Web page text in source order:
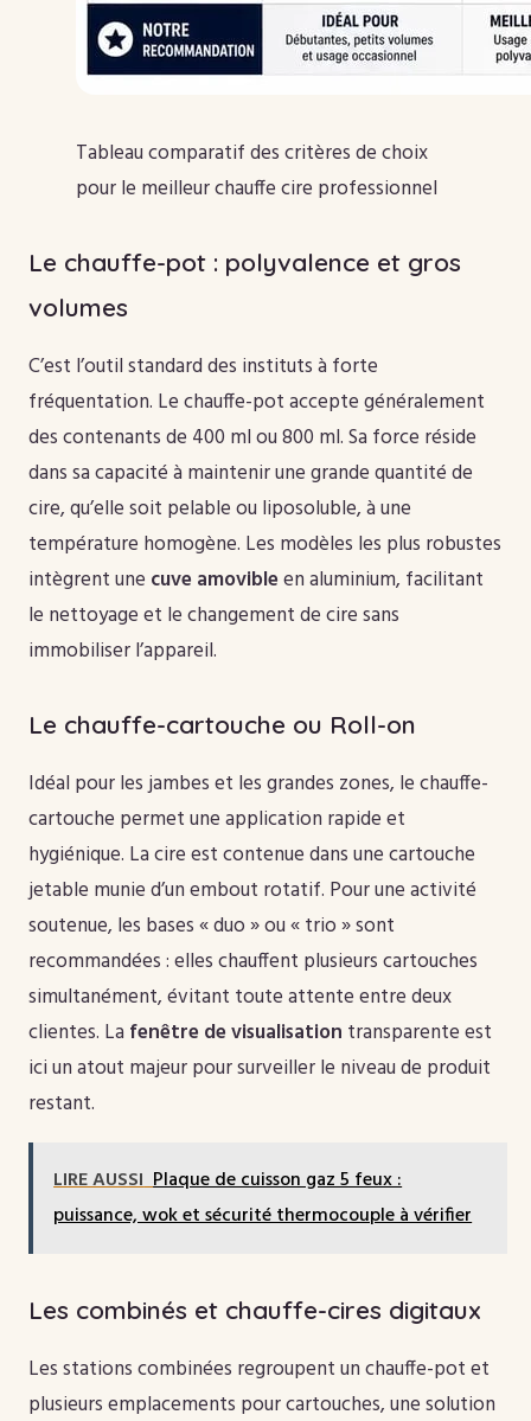
Tableau comparatif des critères de choix
pour le meilleur chauffe cire professionnel
Le chauffe-pot : polyvalence et gros
volumes
C’est l’outil standard des instituts à forte
fréquentation. Le chauffe-pot accepte généralement
des contenants de 400 ml ou 800 ml. Sa force réside
dans sa capacité à maintenir une grande quantité de
cire, qu’elle soit pelable ou liposoluble, à une
température homogène. Les modèles les plus robustes
intègrent une cuve amovibleen aluminium, facilitant
le nettoyage et le changement de cire sans
immobiliser l’appareil.
Le chauffe-cartouche ou Roll-on
Idéal pour les jambes et les grandes zones, le chauffe-
cartouche permet une application rapide et
hygiénique. La cire est contenue dans une cartouche
jetable munie d’un embout rotatif. Pour une activité
soutenue, les bases « duo » ou « trio » sont
recommandées : elles chauffent plusieurs cartouches
simultanément, évitant toute attente entre deux
clientes. La fenêtre de visualisation transparente est
ici un atout majeur pour surveiller le niveau de produit
restant.
LIRE AUSSI Plaque de cuisson gaz 5 feux :
puissance, wok et sécurité thermocouple à vérifier
Les combinés et chauffe-cires digitaux
Les stations combinées regroupent un chauffe-pot et
plusieurs emplacements pour cartouches, une solution